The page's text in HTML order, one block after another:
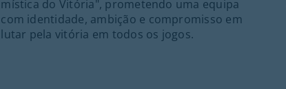
mística do Vitória", prometendo uma equipa
com identidade, ambição e compromisso em
lutar pela vitória em todos os jogos.